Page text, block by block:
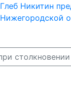
Глеб Никитин
Нижегородской